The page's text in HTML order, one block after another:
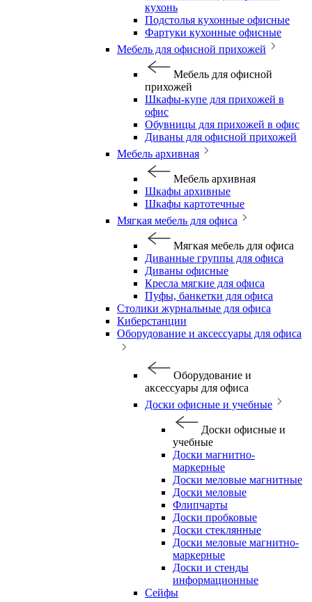
кухонь
Подстолья кухонные офисные
Фартуки кухонные офисные
Мебель для офисной прихожей
Мебель для офисной
прихожей
Шкафы-купе для прихожей в
офис
Обувницы для прихожей в офис
Диваны для офисной прихожей
Мебель архивная
Мебель архивная
Шкафы архивные
Шкафы картотечные
Мягкая мебель для офиса
Мягкая мебель для офиса
Диванные группы для офиса
Диваны офисные
Кресла мягкие для офиса
Пуфы, банкетки для офиса
Столики журнальные для офиса
Киберстанции
Оборудование и аксессуары для офиса
Оборудование и
аксессуары для офиса
Доски офисные и учебные
Доски офисные и
учебные
Доски магнитно-
маркерные
Доски меловые магнитные
Доски меловые
Флипчарты
Доски пробковые
Доски стеклянные
Доски меловые магнитно-
маркерные
Доски и стенды
информационные
Сейфы